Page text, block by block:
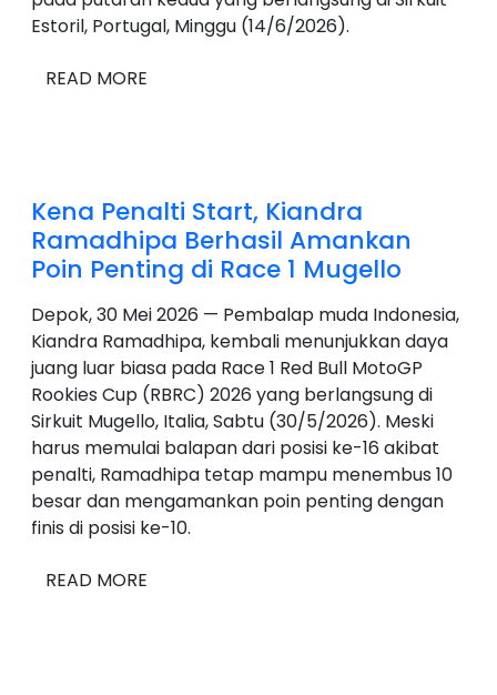
Estoril, Portugal, Minggu (14/6/2026).
READ MORE
Kena Penalti Start, Kiandra
Ramadhipa Berhasil Amankan
Poin Penting di Race 1 Mugello
Depok, 30 Mei 2026 — Pembalap muda Indonesia,
Kiandra Ramadhipa, kembali menunjukkan daya
juang luar biasa pada Race 1 Red Bull MotoGP
Rookies Cup (RBRC) 2026 yang berlangsung di
Sirkuit Mugello, Italia, Sabtu (30/5/2026). Meski
harus memulai balapan dari posisi ke-16 akibat
penalti, Ramadhipa tetap mampu menembus 10
besar dan mengamankan poin penting dengan
finis di posisi ke-10.
READ MORE